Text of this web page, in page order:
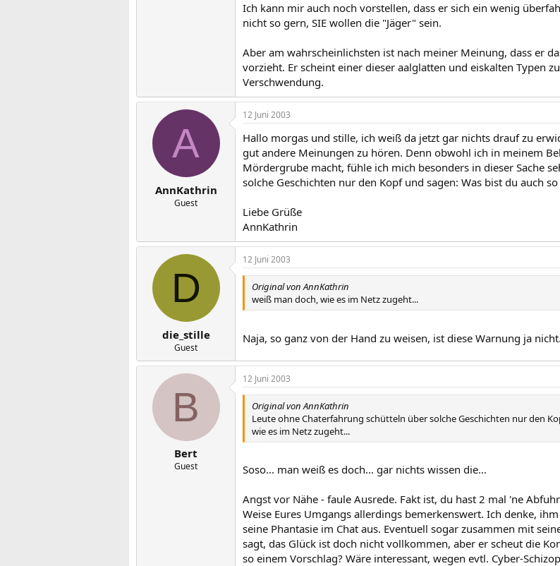
Ich kann mir auch noch vorstellen, dass er sich ein wenig
nicht so gern, SIE wollen die "Jäger" sein.
Aber am wahrscheinlichsten ist nach meiner Meinung, dass er
vorzieht. Er scheint einer dieser aalglatten und eiskalten Typen
Verschwendung.
A
AnnKathrin
Guest
12 Juni 2003
Hallo morgas und stille, ich weiß da jetzt gar nichts drauf zu
gut andere Meinungen zu hören. Denn obwohl ich in meinem
Mördergrube macht, fühle ich mich besonders in dieser Sache
solche Geschichten nur den Kopf und sagen: Was bist du auch
Liebe Grüße
AnnKathrin
D
die_stille
Guest
12 Juni 2003
Original von AnnKathrin
weiß man doch, wie es im Netz zugeht...
Naja, so ganz von der Hand zu weisen, ist diese Warnung ja
B
Bert
Guest
12 Juni 2003
Original von AnnKathrin
Leute ohne Chaterfahrung schütteln über solche Geschichten nur den
wie es im Netz zugeht...
Soso... man weiß es doch... gar nichts wissen die...
Angst vor Nähe - faule Ausrede. Fakt ist, du hast 2 mal 'ne
Weise Eures Umgangs allerdings bemerkenswert. Ich denke,
seine Phantasie im Chat aus. Eventuell sogar zusammen mit
sagt, das Glück ist doch nicht vollkommen, aber er scheut die
so einem Vorschlag? Wäre interessant, wegen evtl. Cyber-